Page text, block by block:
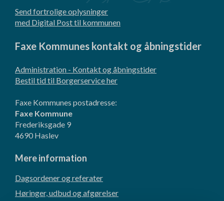
Send fortrolige oplysninger
med Digital Post til kommunen
Faxe Kommunes kontakt og åbningstider
Administration - Kontakt og åbningstider
Bestil tid til Borgerservice her
Faxe Kommunes postadresse:
Faxe Kommune
Frederiksgade 9
4690 Haslev
Mere information
Dagsordener og referater
Høringer, udbud og afgørelser